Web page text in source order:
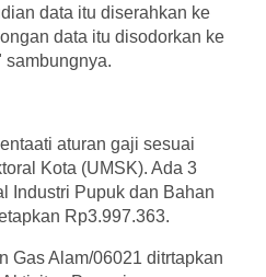
data itu diserahkan ke
data itu disodorkan ke
sambungnya.
aturan gaji sesuai
Kota (UMSK). Ada 3
Industri Pupuk dan Bahan
Rp3.997.363.
Gas Alam/06021 ditrtapkan